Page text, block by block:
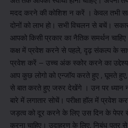
मदद करने की कोशिश न करें । केवल तभी
दोनों को लाभ हो। सभी विचलन से बचें।
आपको किसी प्रकार का नैतिक समर्थन
कक्ष में प्रवेश करने से पहले, दृढ़ संकल्प के
प्रवेश करें – उच्च अंक स्कोर करने का
आप कुछ लोगो को एन्जॉय करते हुए , घूमते
से बात करते हुए जरुर देखेंगे । उन पर
बारे में लगातार सोचें। परीक्षा हॉल में प्रवेश
जड़त्व को दूर करने के लिए उस दिन के पेपर
करना चाहिए। उदाहरण के लिए, निबंध पत्र